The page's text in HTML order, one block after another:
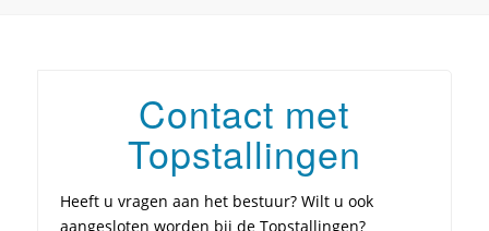
Contact met
Topstallingen
Heeft u vragen aan het bestuur? Wilt u ook
aangesloten worden bij de Topstallingen?